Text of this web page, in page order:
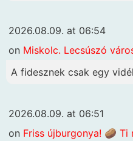
2026.08.09. at 06:54
on Miskolc. Lecsúszó
A fidesznek csak egy
2026.08.09. at 06:51
on Friss újburgonya! 🥔 Ti